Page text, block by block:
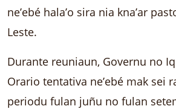
ne’ebé hala’o sira nia kna’ar
Leste.
Durante reuniaun, Governu no
Orario tentativa ne’ebé mak sei
periodu fulan juñu no fulan